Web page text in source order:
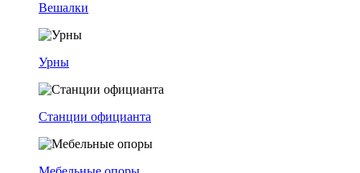
Вешалки
Урны
Станции официанта